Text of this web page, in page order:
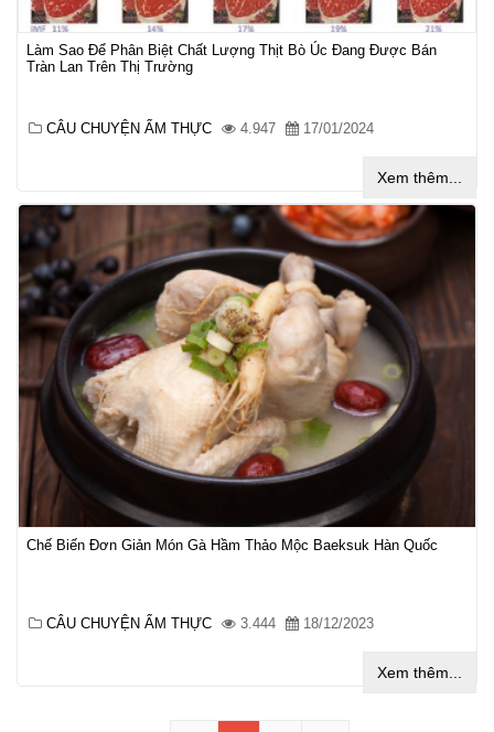
Làm Sao Để Phân Biệt Chất Lượng Thịt Bò Úc Đang Được Bán
Tràn Lan Trên Thị Trường
CÂU CHUYỆN ẨM THỰC 4.947 17/01/2024
Xem thêm...
Chế Biến Đơn Giản Món Gà Hầm Thảo Mộc Baeksuk Hàn Quốc
CÂU CHUYỆN ẨM THỰC 3.444 18/12/2023
Xem thêm...